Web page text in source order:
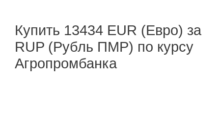
Купить 13434 EUR (Евро) за
RUP (Рубль ПМР) по курсу
Агропромбанка